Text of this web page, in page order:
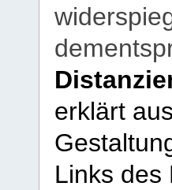
erklärt
Links des